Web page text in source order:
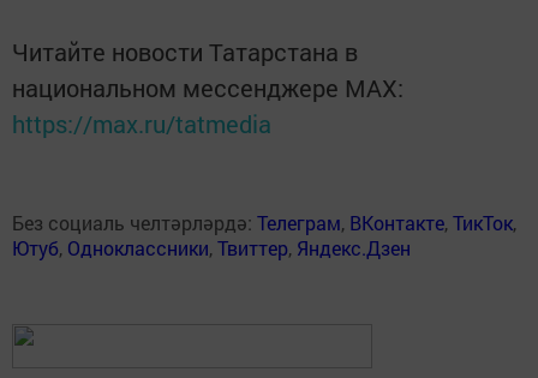
Читайте новости Татарстана в
национальном мессенджере MАХ:
https://max.ru/tatmedia
Без социаль челтәрләрдә: Телеграм, ВКонтакте,ТикТок,
Ютуб, Одноклассники,Твиттер, Яндекс.Дзен